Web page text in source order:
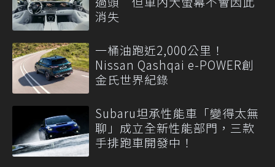
消失
一桶油跑近2,000公里！
Nissan Qashqai e-POWER創
金氏世界紀錄
Subaru坦承性能車「變得太無
聊」成立全新性能部門，三款
手排跑車開發中！